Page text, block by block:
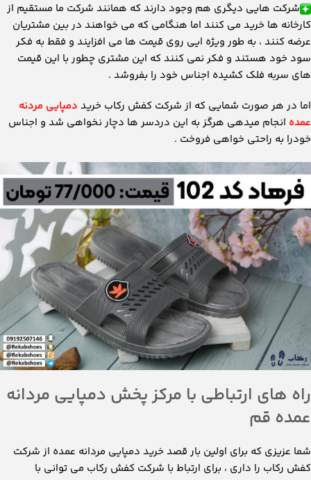
شرکت هایی دیگری هم وجود دارند که همانند شرکت ما مستقیم از
کارخانه ها خرید می کنند اما هنگامی که می خواهند در بین مشتریان
عرضه کنند ، به طور ویژه ایی روی قیمت ها می افزایند و فقط به فکر
سود خود هستند و فکر نمی کنند که این مشتری چطور با این قیمت
های سربه فلک کشیده اجناس خود را بفروشد .
اما در هر صورت شمایی که از شرکت کفش رکاب خرید دمپایی مردنه
عمده انجام میدهی هرگز به این دردسر ها دچار نخواهی شد و اجناس
خودرا به راحتی خواهی فروخت .
راه های ارتباطی با مرکز پخش دمپایی مردانه
عمده قم
شما عزیزی که برای اولین بار قصد خرید دمپایی مردانه عمده از شرکت
کفش رکاب را داری ، برای ارتباط با شرکت کفش رکاب می توانی با